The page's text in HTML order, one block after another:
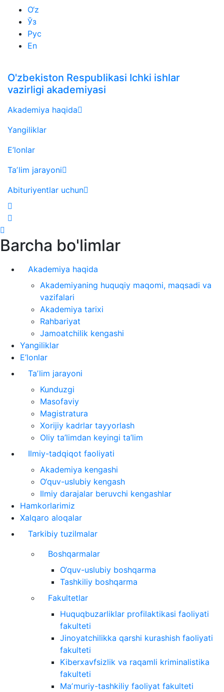
O‘z
Ўз
Рус
En
O'zbekiston Respublikasi Ichki ishlar
vazirligi akademiyasi
Akademiya haqida
Yangiliklar
E’lonlar
Taʼlim jarayoni
Abituriyentlar uchun
Barcha bo'limlar
Akademiya haqida
Akademiyaning huquqiy maqomi, maqsadi va
vazifalari
Akademiya tarixi
Rahbariyat
Jamoatchilik kengashi
Yangiliklar
E’lonlar
Taʼlim jarayoni
Kunduzgi
Masofaviy
Magistratura
Xorijiy kadrlar tayyorlash
Oliy ta’limdan keyingi ta’lim
Ilmiy-tadqiqot faoliyati
Akademiya kengashi
O‘quv-uslubiy kengash
Ilmiy darajalar beruvchi kengashlar
Hamkorlarimiz
Xalqaro aloqalar
Tarkibiy tuzilmalar
Boshqarmalar
O‘quv-uslubiy boshqarma
Tashkiliy boshqarma
Fakultetlar
Huquqbuzarliklar profilaktikasi faoliyati
fakulteti
Jinoyatchilikka qarshi kurashish faoliyati
fakulteti
Kiberxavfsizlik va raqamli kriminalistika
fakulteti
Maʼmuriy-tashkiliy faoliyat fakulteti